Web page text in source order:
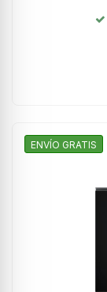
ENVÍO GRATIS